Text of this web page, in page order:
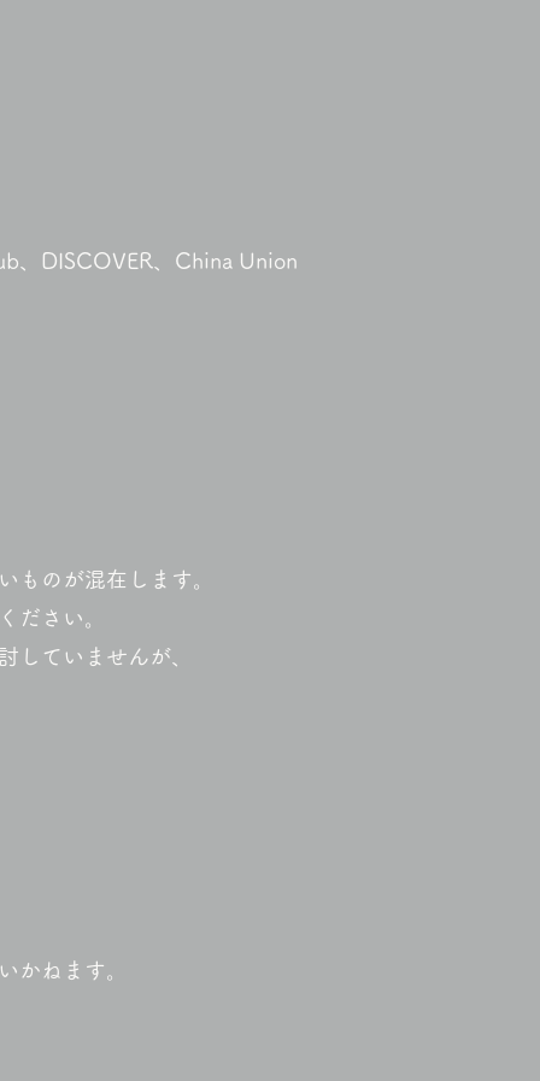
、DISCOVER、China Union
のが混在します。
ださい。
ていませんが、
かねます。